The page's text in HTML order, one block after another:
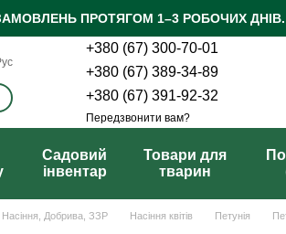
ПРОТЯГОМ 1–3 РОБОЧИХ ДНІВ.
+380 (67) 300-70-01
+380 (67) 389-34-89
+380 (67) 391-92-32
Передзвонити вам?
Садовий
інвентар
Товари для
тварин
Насіння, Добрива, ЗЗР Насіння квітів Петунія